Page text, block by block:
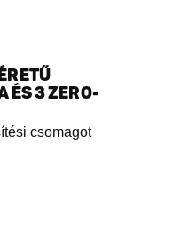
ÉS 3 ZERO-
csomagot